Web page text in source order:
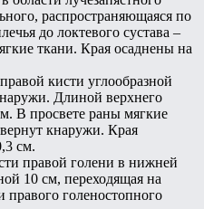
распространяющаяся по
до локтевого сустава –
ткани. Края осаднены на
кисти углообразной
Длиной верхнего
В просвете раны мягкие
кнаружи. Края
см.
правой голени в нижней
10 см, переходящая на
голеностопного